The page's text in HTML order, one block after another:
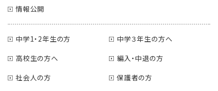
情報公開
中学1・2年生の方
中学３年生の方へ
高校生の方へ
編入・中退の方
社会人の方
保護者の方